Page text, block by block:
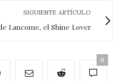
SIGUIENTE ARTÍCULO
Lancome, el Shine Lover
0